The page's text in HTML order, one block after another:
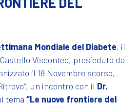
Mondiale del Diabete, il
Visconteo, presieduto da
il 18 Novembre scorso,
un incontro con il Dr.
tema “Le nuove frontiere del